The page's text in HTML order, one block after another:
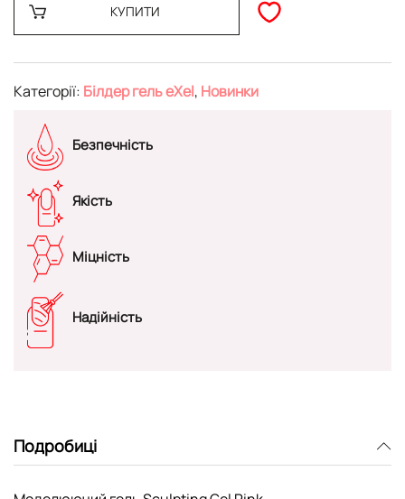
КУПИТИ
Категорії: Білдер гель eXel, Новинки
Безпечність
Якість
Міцність
Надійність
Подробиці